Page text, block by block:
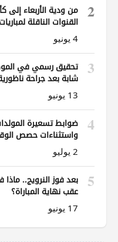
2
القنوات الناقلة
4 يونيو
3
تحقيق رسمي في
شابة بعد جراحة
13 يونيو
4
ضوابط تسعيرة
واستثناءات حصص
2 يوليو
5
بعد فوز النرويج..
عقب نهاية المباراة؟
17 يونيو